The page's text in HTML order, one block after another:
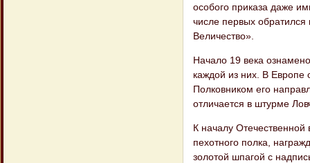
особого приказа даже
числе первых
Величество».
Начало 19 века
каждой из них. В Европе
Полковником его
отличается в штурме
К началу
пехотного полка,
золотой шпагой с